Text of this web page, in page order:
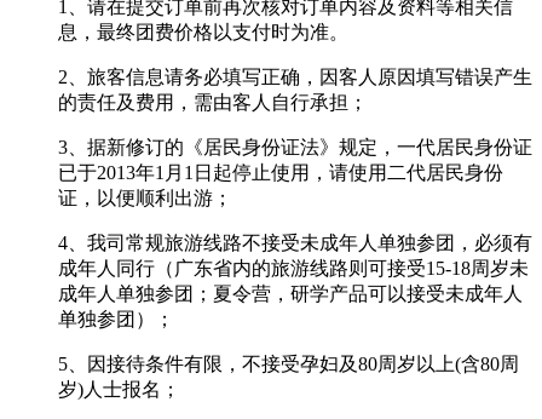
1、请在提交订单前再次核对订单内容及资料等相关信
息，最终团费价格以支付时为准。
2、旅客信息请务必填写正确，因客人原因填写错误产生
的责任及费用，需由客人自行承担；
3、据新修订的《居民身份证法》规定，一代居民身份证
已于2013年1月1日起停止使用，请使用二代居民身份
证，以便顺利出游；
4、我司常规旅游线路不接受未成年人单独参团，必须有
成年人同行（广东省内的旅游线路则可接受15-18周岁未
成年人单独参团；夏令营，研学产品可以接受未成年人
单独参团）；
5、因接待条件有限，不接受孕妇及80周岁以上(含80周
岁)人士报名；